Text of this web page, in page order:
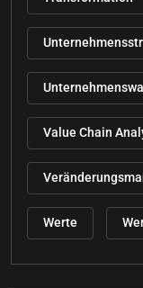
Value Chain
Werte